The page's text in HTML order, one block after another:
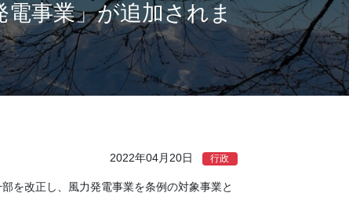
事業」が追加されま
2022年04月20日 行政
を改正し、風力発電事業を条例の対象事業と